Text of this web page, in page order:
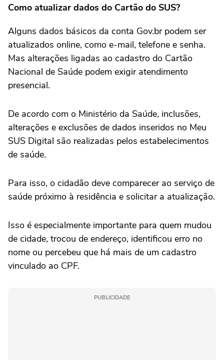
Como atualizar dados do Cartão do SUS?
Alguns dados básicos da conta Gov.br podem ser
atualizados online, como e-mail, telefone e senha.
Mas alterações ligadas ao cadastro do Cartão
Nacional de Saúde podem exigir atendimento
presencial.
De acordo com o Ministério da Saúde, inclusões,
alterações e exclusões de dados inseridos no Meu
SUS Digital são realizadas pelos estabelecimentos
de saúde.
Para isso, o cidadão deve comparecer ao serviço de
saúde próximo à residência e solicitar a atualização.
Isso é especialmente importante para quem mudou
de cidade, trocou de endereço, identificou erro no
nome ou percebeu que há mais de um cadastro
vinculado ao CPF.
PUBLICIDADE